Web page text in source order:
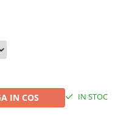
IN COS IN STOC